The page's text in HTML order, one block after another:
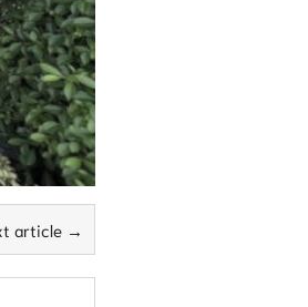
article →